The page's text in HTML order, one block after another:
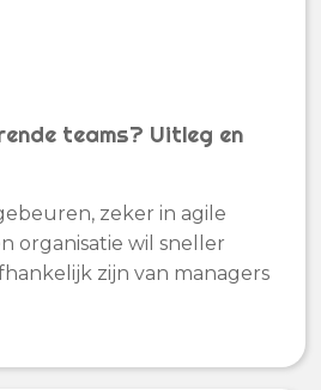
teams? Uitleg en
zeker in agile
organisatie wil sneller
zijn van managers